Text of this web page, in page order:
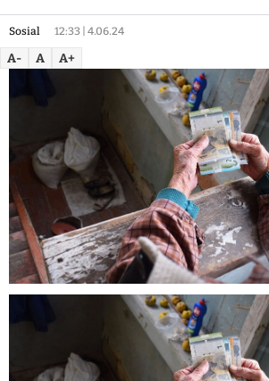
Sosial 12:33 | 4.06.24
A- A A+